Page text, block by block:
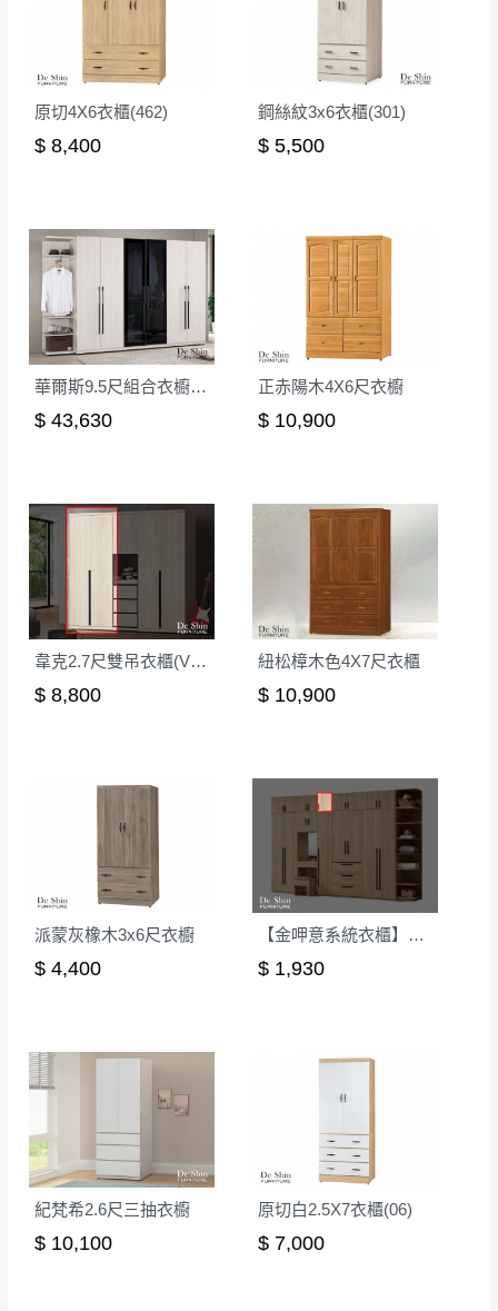
原切4X6衣櫃(462)
$ 8,400
鋼絲紋3x6衣櫃(301)
$ 5,500
華爾斯9.5尺組合衣櫥(全組)
$ 43,630
正赤陽木4X6尺衣櫥
$ 10,900
韋克2.7尺雙吊衣櫃(V06)
$ 8,800
紐松樟木色4X7尺衣櫃
$ 10,900
派蒙灰橡木3x6尺衣櫥
$ 4,400
【金呷意系統衣櫃】1.3尺被櫃-可訂製
$ 1,930
紀梵希2.6尺三抽衣櫥
$ 10,100
原切白2.5X7衣櫃(06)
$ 7,000